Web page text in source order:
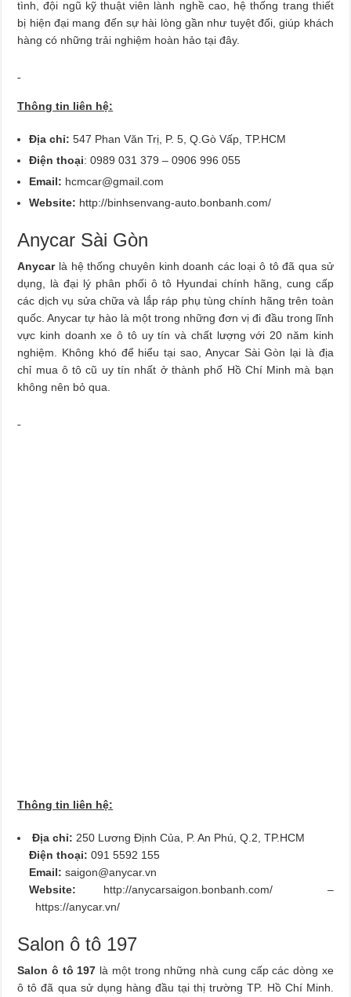
tình, đội ngũ kỹ thuật viên lành nghề cao, hệ thống trang thiết
bị hiện đại mang đến sự hài lòng gần như tuyệt đối, giúp khách
hàng có những trải nghiệm hoàn hảo tại đây.
Thông tin liên hệ:
Địa chỉ:547 Phan Văn Trị, P. 5, Q.Gò Vấp, TP.HCM
Điện thoại: 0989 031 379 – 0906 996 055
Email: hcmcar@gmail.com
Website: http://binhsenvang-auto.bonbanh.com/
Anycar Sài Gòn
Anycarlà hệ thống chuyên kinh doanh các loại ô tô đã qua sử
dụng, là đại lý phân phối ô tô Hyundai chính hãng, cung cấp
các dịch vụ sửa chữa và lắp ráp phụ tùng chính hãng trên toàn
quốc. Anycar tự hào là một trong những đơn vị đi đầu trong lĩnh
vực kinh doanh xe ô tô uy tín và chất lượng với 20 năm kinh
nghiệm. Không khó để hiểu tại sao, Anycar Sài Gòn lại là địa
chỉ mua ô tô cũ uy tín nhất ở thành phố Hồ Chí Minh mà bạn
không nên bỏ qua.
Thông tin liên hệ:
Địa chỉ: 250 Lương Định Của, P. An Phú, Q.2, TP.HCM
Điện thoại: 091 5592 155
Email: saigon@anycar.vn
Website: http://anycarsaigon.bonbanh.com/ –
https://anycar.vn/
Salon ô tô 197
Salon ô tô 197 là một trong những nhà cung cấp các dòng xe
ô tô đã qua sử dụng hàng đầu tại thị trường TP. Hồ Chí Minh.